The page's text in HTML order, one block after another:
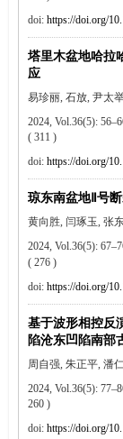
doi: https://doi.org/
塔里木盆地哈拉
应
易珍丽, 石放, 尹太
2024, Vol.36(5):
( 311 )
doi: https://doi.org/
琼东南盆地Ⅱ号
黄向胜, 闫琢玉, 张
2024, Vol.36(5):
( 276 )
doi: https://doi.org/
基于波形相控反
陷沧东凹陷南部
周自强, 朱正平, 潘
2024, Vol.36(5):
260 )
doi: https://doi.org/